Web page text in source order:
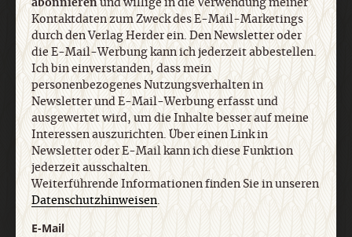
Ich bin einverstanden, dass mein
personenbezogenes Nutzungsverhalten in
Newsletter und E-Mail-Werbung erfasst und
ausgewertet wird, um die Inhalte besser auf meine
Interessen auszurichten. Über einen Link in
Newsletter oder E-Mail kann ich diese Funktion
jederzeit ausschalten. Weiterführende
Informationen finden Sie in unseren
Datenschutzhinweisen .
E-Mail
abonnierenund willige in die Verwendung meiner
Kontaktdaten zum Zweck des E-Mail-Marketings
durch den Verlag Herder ein. Den Newsletter oder
die E-Mail-Werbung kann ich jederzeit abbestellen.
Ich bin einverstanden, dass mein
personenbezogenes Nutzungsverhalten in
Newsletter und E-Mail-Werbung erfasst und
ausgewertet wird, um die Inhalte besser auf meine
Interessen auszurichten. Über einen Link in
Newsletter oder E-Mail kann ich diese Funktion
jederzeit ausschalten.
Weiterführende Informationen finden Sie in unseren
Datenschutzhinweisen.
E-Mail